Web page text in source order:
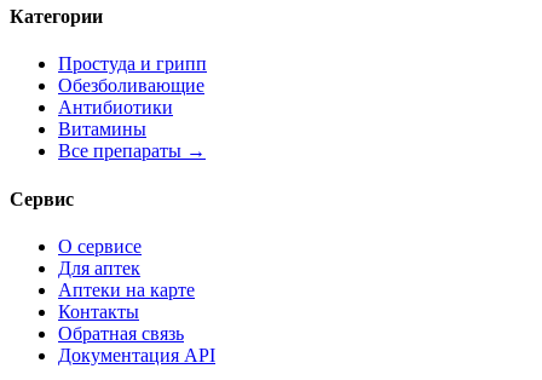
Категории
Простуда и грипп
Обезболивающие
Антибиотики
Витамины
Все препараты →
Сервис
О сервисе
Для аптек
Аптеки на карте
Контакты
Обратная связь
Документация API